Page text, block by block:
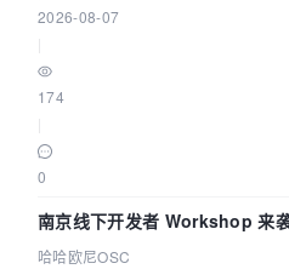
2026-08-07
174
0
南京线下开发者 Workshop 来
哈哈欧尼OSC